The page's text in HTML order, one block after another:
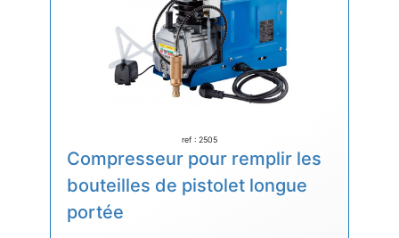
ref : 2505
Compresseur pour remplir les
bouteilles de pistolet longue
portée